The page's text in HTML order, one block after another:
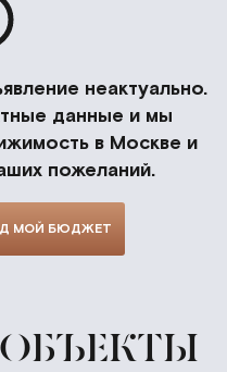
неактуально.
данные и мы
в Москве и
пожеланий.
МОЙ БЮДЖЕТ